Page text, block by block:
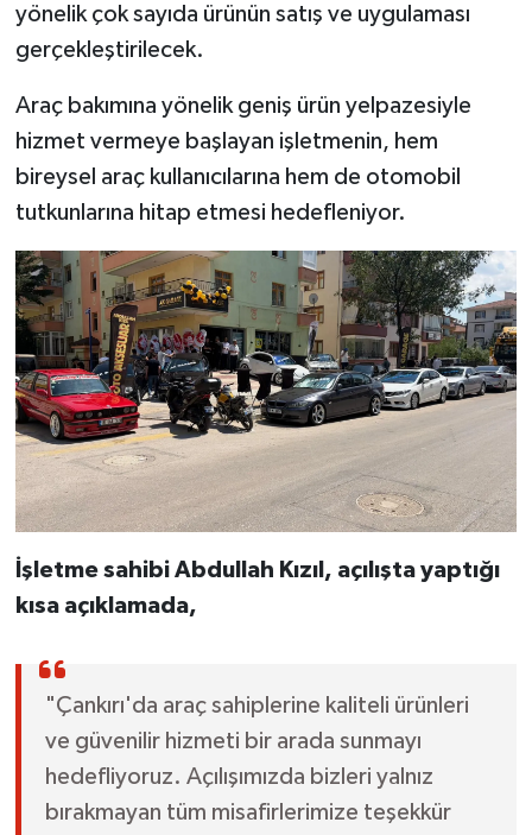
yönelik çok sayıda ürünün satış ve uygulaması
gerçekleştirilecek.
Araç bakımına yönelik geniş ürün yelpazesiyle
hizmet vermeye başlayan işletmenin, hem
bireysel araç kullanıcılarına hem de otomobil
tutkunlarına hitap etmesi hedefleniyor.
İşletme sahibi Abdullah Kızıl, açılışta yaptığı
kısa açıklamada,
"Çankırı'da araç sahiplerine kaliteli ürünleri
ve güvenilir hizmeti bir arada sunmayı
hedefliyoruz. Açılışımızda bizleri yalnız
bırakmayan tüm misafirlerimize teşekkür